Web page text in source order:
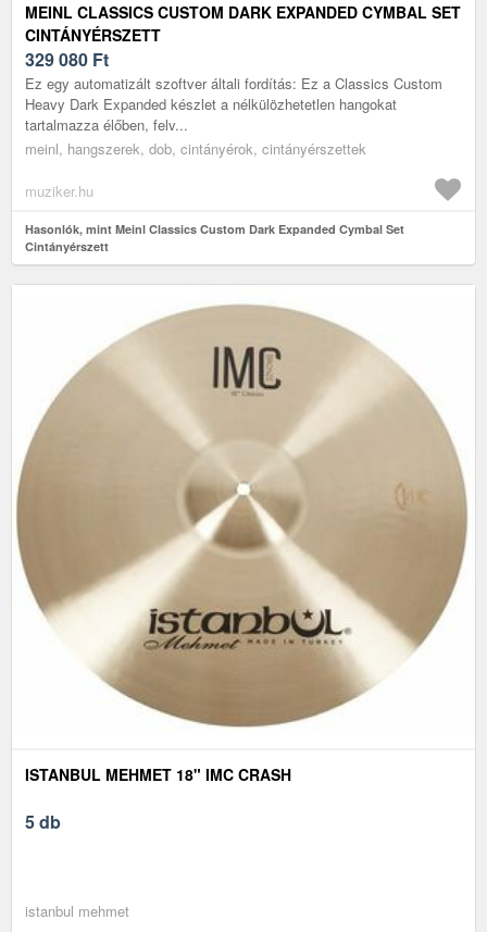
MEINL CLASSICS CUSTOM DARK EXPANDED CYMBAL SET
CINTÁNYÉRSZETT
329 080 Ft
Ez egy automatizált szoftver általi fordítás: Ez a Classics Custom
Heavy Dark Expanded készlet a nélkülözhetetlen hangokat
tartalmazza élőben, felv...
meinl, hangszerek, dob, cintányérok, cintányérszettek
muziker.hu
Hasonlók, mint Meinl Classics Custom Dark Expanded Cymbal Set
Cintányérszett
ISTANBUL MEHMET 18" IMC CRASH
5 db
istanbul mehmet